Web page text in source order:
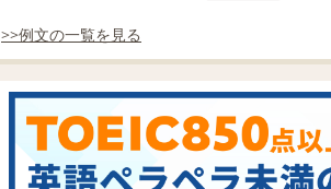
>>例文の一覧を見る